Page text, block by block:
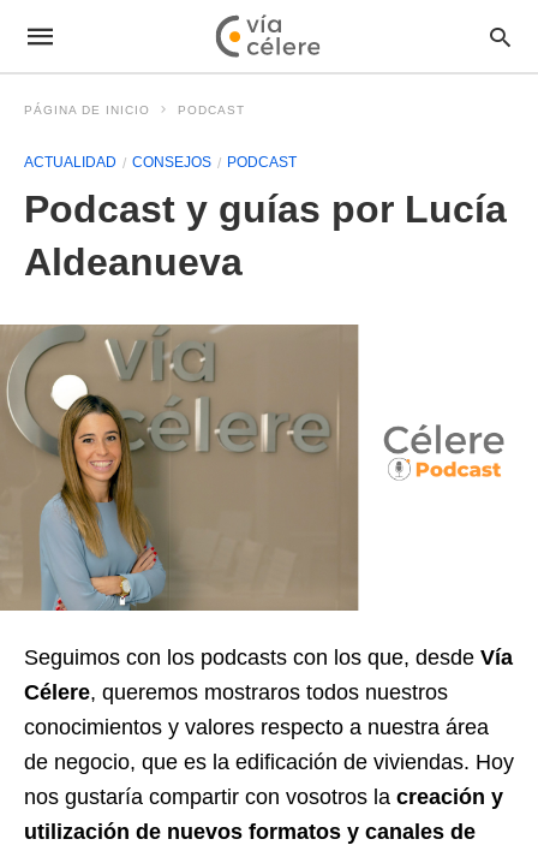
PÁGINA DE INICIO PODCAST
ACTUALIDAD CONSEJOS PODCAST
Podcast y guías por Lucía
Aldeanueva
Seguimos con los podcasts con los que, desde Vía
Célere, queremos mostraros todos nuestros
conocimientos y valores respecto a nuestra área
de negocio, que es la edificación de viviendas. Hoy
nos gustaría compartir con vosotros la creación y
utilización de nuevos formatos y canales de